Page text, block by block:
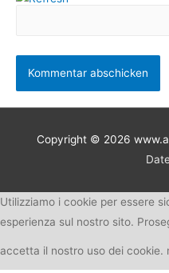
Copyright © 2026
Utilizziamo i cookie per essere
esperienza sul nostro sito.
accetta il nostro uso dei cookie.